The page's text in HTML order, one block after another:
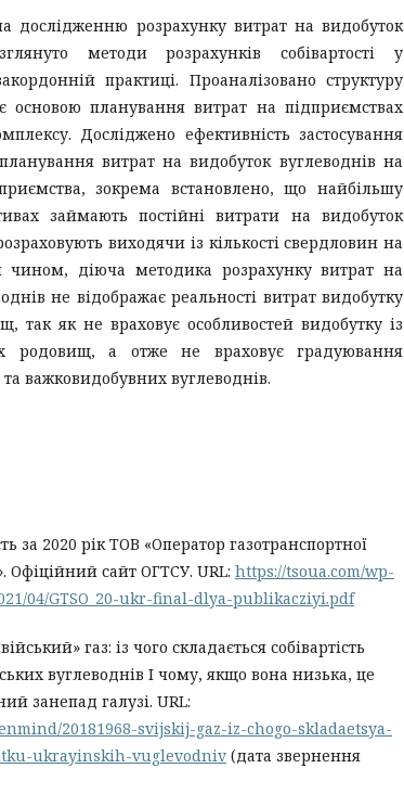
дослідженню розрахунку витрат на видобуток
методи розрахунків собівартості у
практиці. Проаналізовано структуру
основою планування витрат на підприємствах
Досліджено ефективність застосування
витрат на видобуток вуглеводнів на
зокрема встановлено, що найбільшу
займають постійні витрати на видобуток
виходячи із кількості свердловин на
чином, діюча методика розрахунку витрат на
не відображає реальності витрат видобутку
так як не враховує особливостей видобутку із
родовищ, а отже не враховує градуювання
важковидобувних вуглеводнів.
за 2020 рік ТОВ «Оператор газотранспортної
Офіційний сайт ОГТСУ. URL: https://tsoua.com/wp-
04/GTSO_20-ukr-final-dlya-publikacziyi.pdf
газ: із чого складається собівартість
вуглеводнів І чому, якщо вона низька, це
занепад галузі. URL:
20181968-svijskij-gaz-iz-chogo-skladaetsya-
ukrayinskih-vuglevodniv (дата звернення